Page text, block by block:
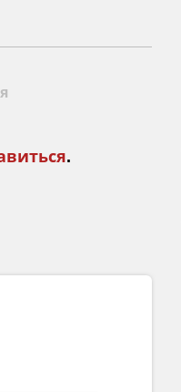
.